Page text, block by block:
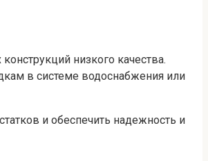
низкого качества.
в системе водоснабжения или
и обеспечить надежность и